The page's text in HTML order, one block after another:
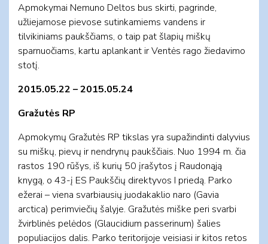
Apmokymai Nemuno Deltos bus skirti, pagrinde,
užliejamose pievose sutinkamiems vandens ir
tilvikiniams paukščiams, o taip pat šlapių miškų
sparnuočiams, kartu aplankant ir Ventės rago žiedavimo
stotį.
2015.05.22 – 2015.05.24
Gražutės RP
Apmokymų Gražutės RP tikslas yra supažindinti dalyvius
su miškų, pievų ir nendrynų paukščiais. Nuo 1994 m. čia
rastos 190 rūšys, iš kurių 50 įrašytos į Raudonąją
knygą, o 43-į ES Paukščių direktyvos I priedą. Parko
ežerai – viena svarbiausių juodakaklio naro (Gavia
arctica) perimviečių šalyje. Gražutės miške peri svarbi
žvirblinės pelėdos (Glaucidium passerinum) šalies
populiacijos dalis. Parko teritorijoje veisiasi ir kitos retos